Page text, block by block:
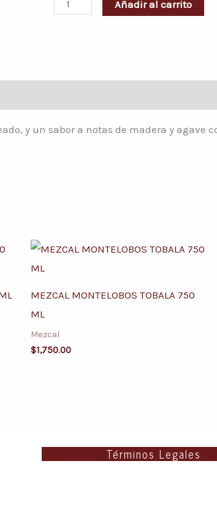
cantidad
Añadir al carrito
y un sabor a notas de madera y agave
MEZCAL MONTELOBOS TOBALA 750
ML
Mezcal
$1,750.00
Términos Legales